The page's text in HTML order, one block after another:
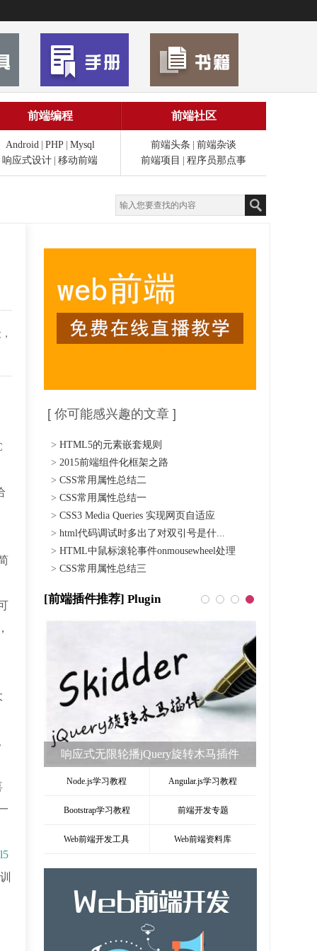
前端编程
Android PHP
Mysql
响应式设计 移动前端
前端社区
前端头条
前端杂谈
前端项目
程序员那点事
[ 你可能感兴趣的文章 ]
> HTML5的元素嵌套规则
> 2015前端组件化框架之路
> CSS常用属性总结二
> CSS常用属性总结一
> CSS3 Media Queries 实现网页自适应
> html代码调试时多出了对双引号是什...
> HTML中鼠标滚轮事件onmousewheel处理
> CSS常用属性总结三
[前端插件推荐] Plugin
响应式无限轮播jQuery旋转木马插件
Node.js学习教程 Angular.js学习教程
Bootstrap学习教程 前端开发专题
Web前端开发工具 Web前端资料库